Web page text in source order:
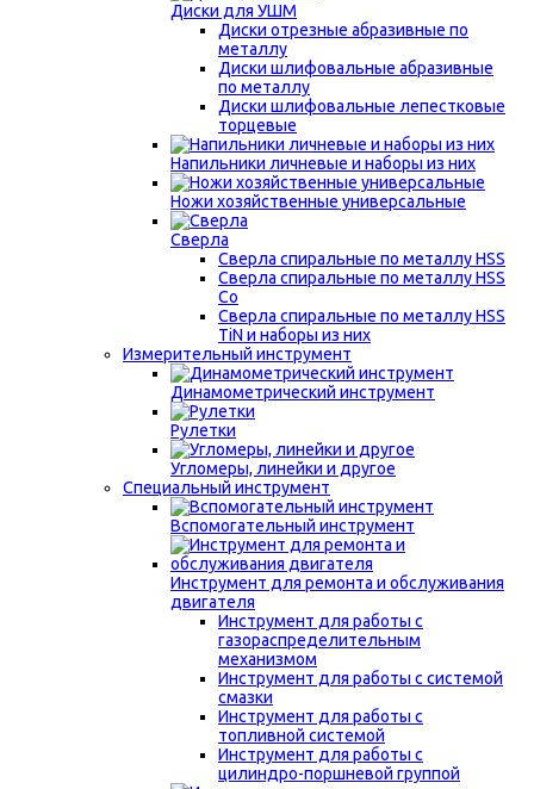
Диски для УШМ
Диски отрезные абразивные по
металлу
Диски шлифовальные абразивные
по металлу
Диски шлифовальные лепестковые
торцевые
Напильники личневые и наборы из них
Ножи хозяйственные универсальные
Сверла
Сверла спиральные по металлу HSS
Сверла спиральные по металлу HSS
Co
Сверла спиральные по металлу HSS
TiN и наборы из них
Измерительный инструмент
Динамометрический инструмент
Рулетки
Угломеры, линейки и другое
Специальный инструмент
Вспомогательный инструмент
Инструмент для ремонта и обслуживания
двигателя
Инструмент для работы с
газораспределительным
механизмом
Инструмент для работы с системой
смазки
Инструмент для работы с
топливной системой
Инструмент для работы с
цилиндро-поршневой группой